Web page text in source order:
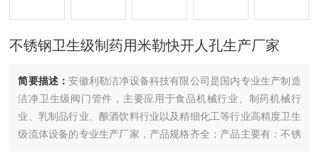
不锈钢卫生级制药用米勒快开人孔生产厂家
简要描述：安徽利勒洁净设备科技有限公司是国内专业生产制造
洁净卫生级阀门管件，主要应用于食品机械行业、制药机械行
业、乳制品行业、酿酒饮料行业以及精细化工等行业高精度卫生
级流体设备的专业生产厂家，产品规格齐全；产品主要有：不锈